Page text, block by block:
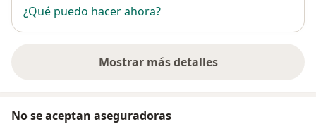
¿Qué puedo hacer ahora?
Mostrar más detalles
sobre la dirección
No se aceptan aseguradoras